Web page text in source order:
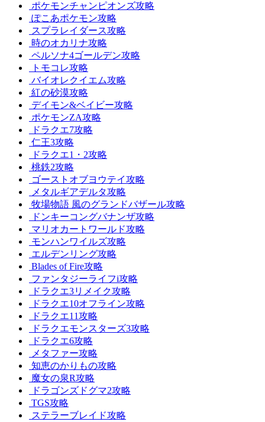
ポケモンチャンピオンズ攻略
ぽこあポケモン攻略
スプラレイダース攻略
時のオカリナ攻略
ペルソナ4ゴールデン攻略
トモコレ攻略
バイオレクイエム攻略
紅の砂漠攻略
デイモン&ベイビー攻略
ポケモンZA攻略
ドラクエ7攻略
仁王3攻略
ドラクエ1・2攻略
桃鉄2攻略
ゴーストオブヨウテイ攻略
メタルギアデルタ攻略
牧場物語 風のグランドバザール攻略
ドンキーコングバナンザ攻略
マリオカートワールド攻略
モンハンワイルズ攻略
エルデンリング攻略
Blades of Fire攻略
ファンタジーライフi攻略
ドラクエ3リメイク攻略
ドラクエ10オフライン攻略
ドラクエ11攻略
ドラクエモンスターズ3攻略
ドラクエ6攻略
メタファー攻略
知恵のかりもの攻略
魔女の泉R攻略
ドラゴンズドグマ2攻略
TGS攻略
ステラーブレイド攻略